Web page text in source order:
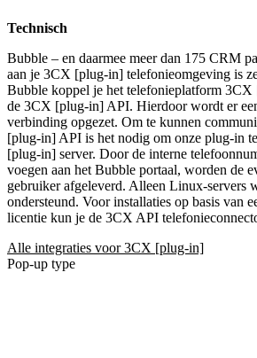
Technisch
Bubble – en daarmee meer dan 175 CRM
aan je 3CX [plug-in] telefonieomgeving is
Bubble koppel je het telefonieplatform 3CX
de 3CX [plug-in] API. Hierdoor wordt er
verbinding opgezet. Om te kunnen
[plug-in] API is het nodig om onze plug-in
[plug-in] server. Door de interne
voegen aan het Bubble portaal, worden de
gebruiker afgeleverd. Alleen Linux-servers
ondersteund. Voor installaties op basis van
licentie kun je de 3CX API
Alle integraties voor 3CX [plug-in]
Pop-up type